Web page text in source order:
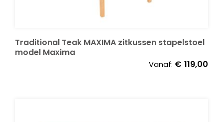
Traditional Teak MAXIMA zitkussen stapelstoel
model Maxima
Vanaf: € 119,00